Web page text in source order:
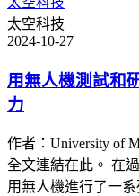
太空科技
2024-10-27
用無人機測試和
力
作者：University of
全文連結在此。 在
用無人機進行了一